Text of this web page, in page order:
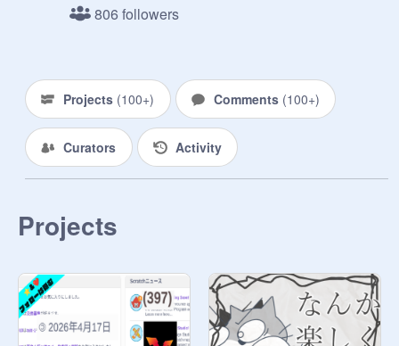
マネージャー、スタ主昇格↓
806 followers
Projects (100+) Comments (100+)
Curators Activity
Projects